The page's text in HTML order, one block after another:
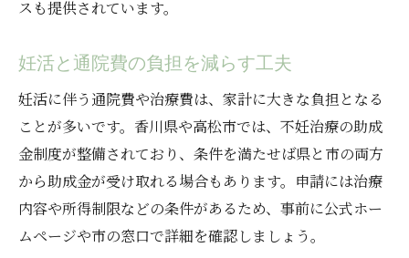
スも提供されています。
妊活と通院費の負担を減らす工夫
妊活に伴う通院費や治療費は、家計に大きな負担となる
ことが多いです。香川県や高松市では、不妊治療の助成
金制度が整備されており、条件を満たせば県と市の両方
から助成金が受け取れる場合もあります。申請には治療
内容や所得制限などの条件があるため、事前に公式ホー
ムページや市の窓口で詳細を確認しましょう。